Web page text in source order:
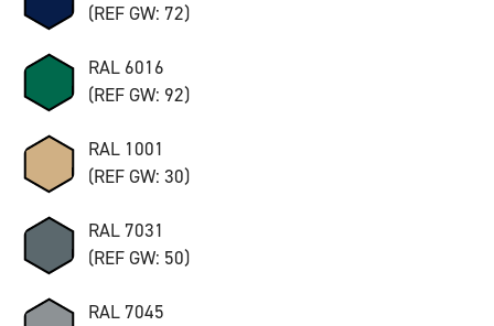
(REF GW: 72)
RAL 6016
(REF GW: 92)
RAL 1001
(REF GW: 30)
RAL 7031
(REF GW: 50)
RAL 7045